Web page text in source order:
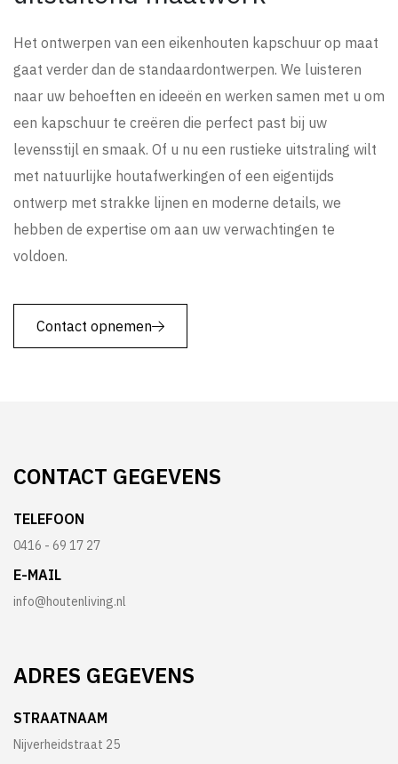
Het ontwerpen van een eikenhouten kapschuur op maat
gaat verder dan de standaardontwerpen. We luisteren
naar uw behoeften en ideeën en werken samen met u om
een kapschuur te creëren die perfect past bij uw
levensstijl en smaak. Of u nu een rustieke uitstraling wilt
met natuurlijke houtafwerkingen of een eigentijds
ontwerp met strakke lijnen en moderne details, we
hebben de expertise om aan uw verwachtingen te
voldoen.
Contact opnemen
CONTACT GEGEVENS
TELEFOON
0416 - 69 17 27
E-MAIL
info@houtenliving.nl
ADRES GEGEVENS
STRAATNAAM
Nijverheidstraat 25